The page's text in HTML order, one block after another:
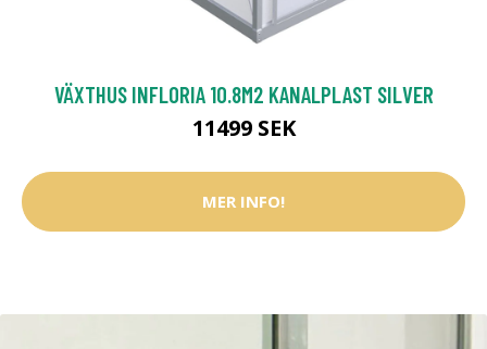
VÄXTHUS INFLORIA 10.8M2 KANALPLAST SILVER
11499 SEK
MER INFO!